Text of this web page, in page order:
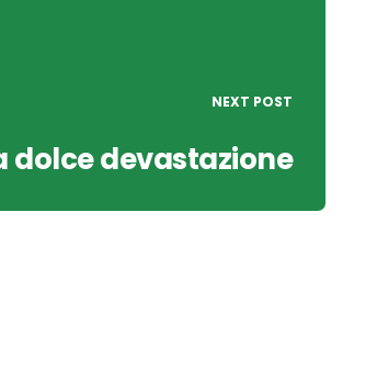
NEXT POST
dolce devastazione